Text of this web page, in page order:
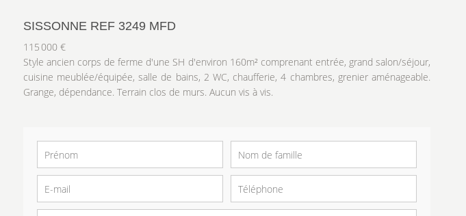
SISSONNE REF 3249 MFD
115 000 €
Style ancien corps de ferme d'une SH d'environ 160m² comprenant entrée, grand salon/séjour,
cuisine meublée/équipée, salle de bains, 2 WC, chaufferie, 4 chambres, grenier aménageable.
Grange, dépendance. Terrain clos de murs. Aucun vis à vis.